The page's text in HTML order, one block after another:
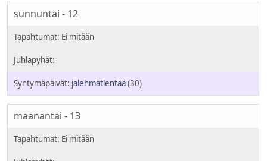
sunnuntai - 12
jalehmätlentää(30)
maanantai - 13